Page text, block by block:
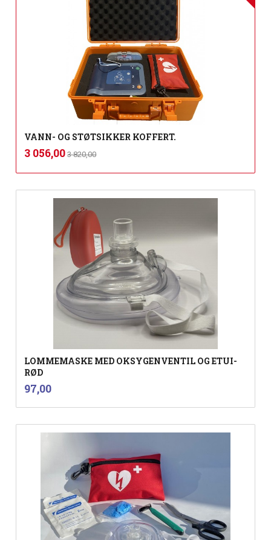
VANN- OG STØTSIKKER KOFFERT.
Tilbud
3 056,00 3 820,00mva.
LOMMEMASKE MED OKSYGENVENTIL OG ETUI-
RØD
Pris
97,00